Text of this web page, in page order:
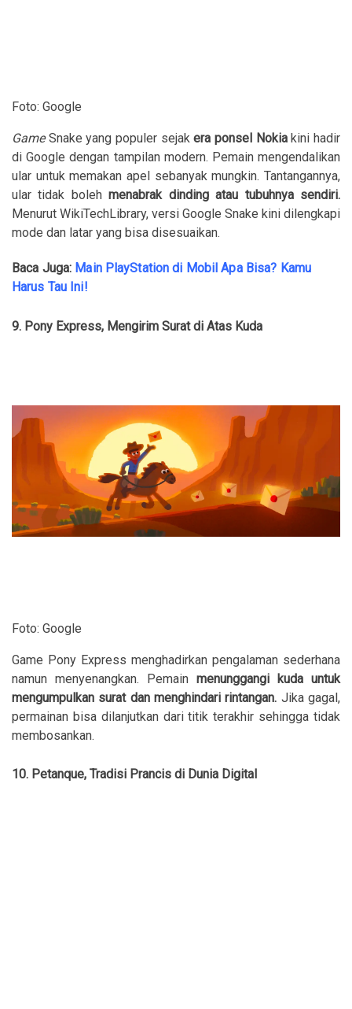
Foto: Google
GameSnake yang populer sejak era ponsel Nokiakini hadir
di Google dengan tampilan modern. Pemain mengendalikan
ular untuk memakan apel sebanyak mungkin. Tantangannya,
ular tidak bolehmenabrak dinding atau tubuhnya sendiri.
Menurut WikiTechLibrary, versi Google Snake kini dilengkapi
mode dan latar yang bisa disesuaikan.
Baca Juga: Main PlayStation di Mobil Apa Bisa? Kamu
Harus Tau Ini!
9. Pony Express, Mengirim Surat di Atas Kuda
Foto: Google
Game Pony Express menghadirkan pengalaman sederhana
namun menyenangkan. Pemain menunggangi kuda untuk
mengumpulkan surat dan menghindari rintangan. Jika gagal,
permainan bisa dilanjutkan dari titik terakhir sehingga tidak
membosankan.
10. Petanque, Tradisi Prancis di Dunia Digital